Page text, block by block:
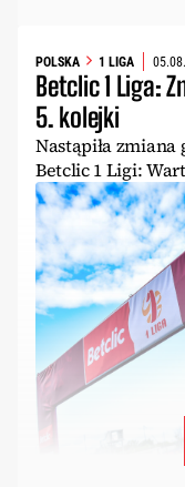
POLSKA 1 LIGA
Betclic 1 Liga:
5. kolejki
Nastąpiła
Betclic 1 Ligi: